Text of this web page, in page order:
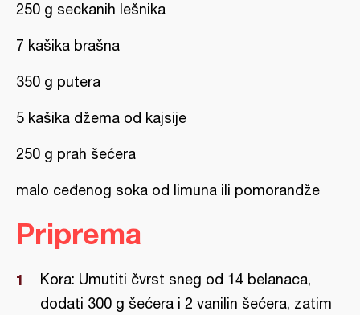
250 g seckanih lešnika
7 kašika brašna
350 g putera
5 kašika džema od kajsije
250 g prah šećera
malo ceđenog soka od limuna ili pomorandže
Priprema
Kora: Umutiti čvrst sneg od 14 belanaca,
dodati 300 g šećera i 2 vanilin šećera, zatim